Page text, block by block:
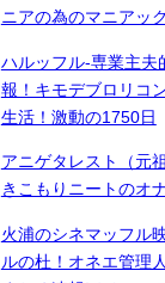
ニアの為のマニアッ
ハルッフル-専業主夫
報！キモデブロリコ
生活！激動の1750日
アニゲタレスト（元
きこもりニートのオ
火浦のシネマッフル
ルの杜！オネエ管理